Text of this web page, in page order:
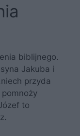
biblijnego.
Jakuba i
przyda
pomnoży
to